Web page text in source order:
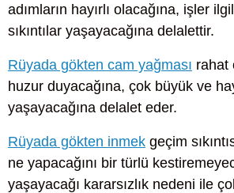
adımların hayırlı olacağına, işler
sıkıntılar yaşayacağına delalettir.
Rüyada gökten cam yağması rahat
huzur duyacağına, çok büyük ve
yaşayacağına delalet eder.
Rüyada gökten inmek geçim
ne yapacağını bir türlü
yaşayacağı kararsızlık nedeni ile